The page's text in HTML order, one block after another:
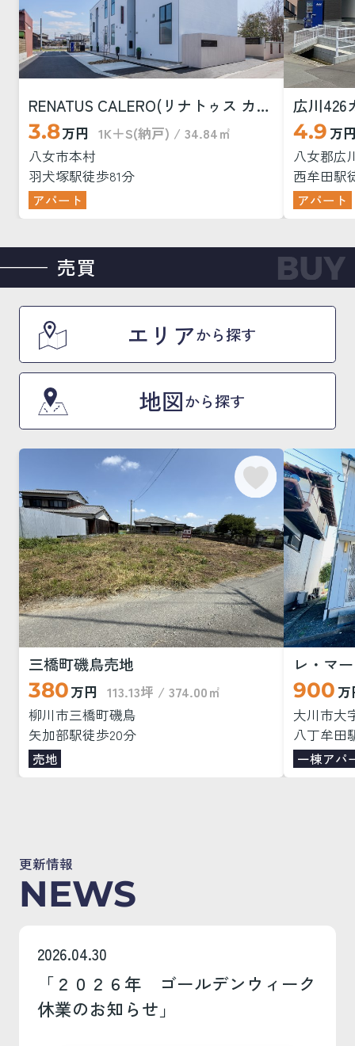
RENATUS CALERO(リナトゥス カレロ)
3.8万円 1K＋S(納戸) / 34.84㎡
八女市本村
羽犬塚駅徒歩81分
アパート
広川426
4.9 万
八女郡広
西牟田駅
アパート
売買
エリアから探す
地図から探す
三橋町磯鳥売地
380万円 113.13坪 / 374.00㎡
柳川市三橋町磯鳥
矢加部駅徒歩20分
売地
レ・マ
900 万
大川市大
八丁牟田
一棟アパ
更新情報
NEWS
2026.04.30
「２０２６年 ゴールデンウィーク
休業のお知らせ」